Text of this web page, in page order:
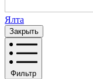
Ялта
Закрыть
Фильтр